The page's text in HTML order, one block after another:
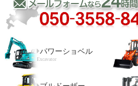
パワーショベル
Excavator